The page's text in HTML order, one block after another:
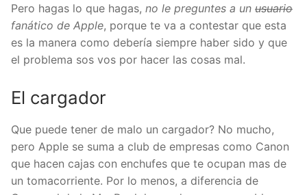
Pero hagas lo que hagas, no le preguntes a un usuario
fanático de Apple, porque te va a contestar que esta
es la manera como debería siempre haber sido y que
el problema sos vos por hacer las cosas mal.
El cargador
Que puede tener de malo un cargador? No mucho,
pero Apple se suma a club de empresas como Canon
que hacen cajas con enchufes que te ocupan mas de
un tomacorriente. Por lo menos, a diferencia de